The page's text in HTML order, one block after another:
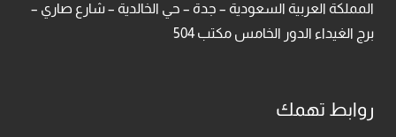
المملكة العربية السعودية – جدة – حي الخالدية – شارع صاري –
برج الغيداء الدور الخامس مكتب 504
روابط تهمك